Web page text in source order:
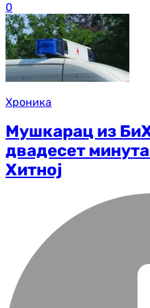
0
Хроника
Мушкарац из
двадесет
Хитној